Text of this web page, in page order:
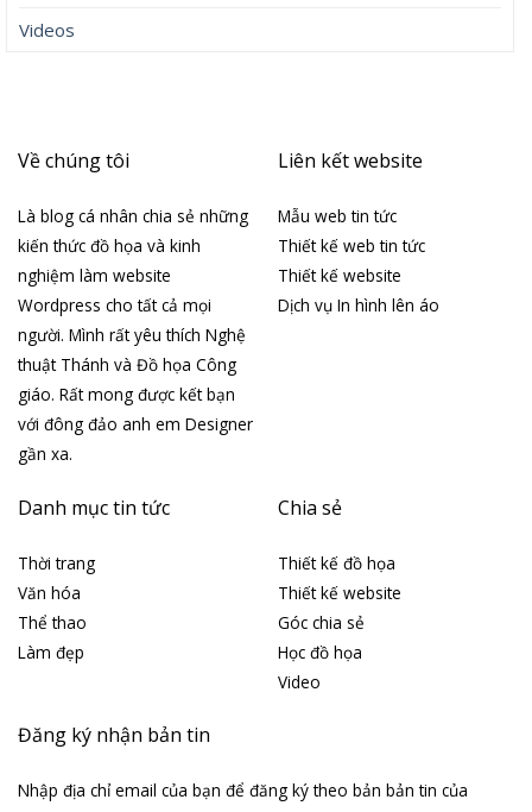
Videos
Về chúng tôi
Là blog cá nhân chia sẻ những
kiến thức đồ họa và kinh
nghiệm làm website
Wordpress cho tất cả mọi
người. Mình rất yêu thích Nghệ
thuật Thánh và Đồ họa Công
giáo. Rất mong được kết bạn
với đông đảo anh em Designer
gần xa.
Liên kết website
Mẫu web tin tức
Thiết kế web tin tức
Thiết kế website
Dịch vụ In hình lên áo
Danh mục tin tức
Thời trang
Văn hóa
Thể thao
Làm đẹp
Chia sẻ
Thiết kế đồ họa
Thiết kế website
Góc chia sẻ
Học đồ họa
Video
Đăng ký nhận bản tin
Nhập địa chỉ email của bạn để đăng ký theo bản bản tin của